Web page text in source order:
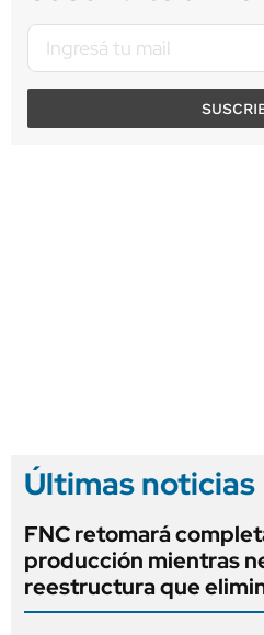
Últimas noticias
FNC retomará
producción mientras
reestructura que